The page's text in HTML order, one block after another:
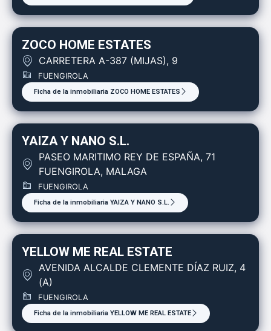
ZOCO HOME ESTATES
CARRETERA A-387 (MIJAS), 9
FUENGIROLA
Ficha de la inmobiliaria ZOCO HOME ESTATES
YAIZA Y NANO S.L.
PASEO MARITIMO REY DE ESPAÑA, 71
FUENGIROLA, MALAGA
FUENGIROLA
Ficha de la inmobiliaria YAIZA Y NANO S.L.
YELLOW ME REAL ESTATE
AVENIDA ALCALDE CLEMENTE DÍAZ RUIZ, 4
(A)
FUENGIROLA
Ficha de la inmobiliaria YELLOW ME REAL ESTATE